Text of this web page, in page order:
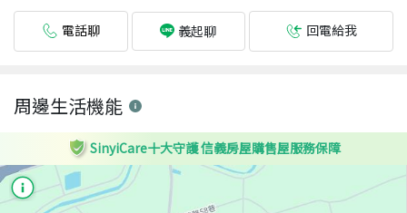
電話聊 義起聊 回電給我
周邊生活機能
SinyiCare十大守護 信義房屋購售屋服務保障